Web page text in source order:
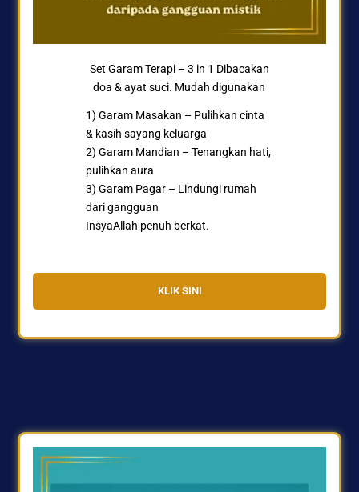
Set Garam Terapi – 3 in 1 Dibacakan
doa & ayat suci. Mudah digunakan
1) Garam Masakan – Pulihkan cinta
& kasih sayang keluarga
2) Garam Mandian – Tenangkan hati,
pulihkan aura
3) Garam Pagar – Lindungi rumah
dari gangguan
InsyaAllah penuh berkat.
KLIK SINI